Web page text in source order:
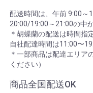
配送時間は、午前 9:00
20:00/19:00～21:00の中
＊胡蝶蘭の配送は時間指
自社配達時間は11:00〜
＊一部商品は配達エリア
ください）
商品全国配送OK